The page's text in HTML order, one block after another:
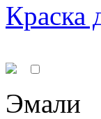
Краска
Эмали